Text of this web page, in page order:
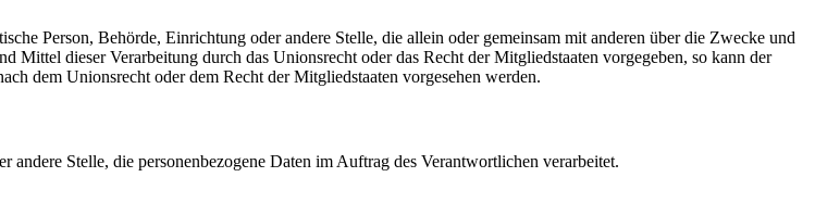
Person, Behörde, Einrichtung oder andere Stelle, die allein oder gemeinsam mit anderen über die Zwecke und
Mittel dieser Verarbeitung durch das Unionsrecht oder das Recht der Mitgliedstaaten vorgegeben, so kann der
dem Unionsrecht oder dem Recht der Mitgliedstaaten vorgesehen werden.
Stelle, die personenbezogene Daten im Auftrag des Verantwortlichen verarbeitet.